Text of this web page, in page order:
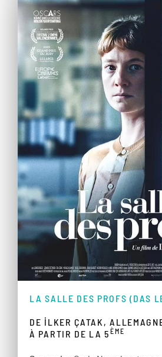
LA SALLE DES PROFS (DAS
DE İLKER ÇATAK,
À PARTIR DE LA 5ÈME